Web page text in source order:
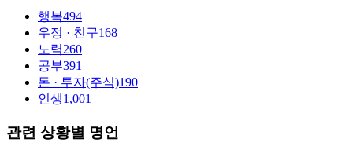
행복494
우정 · 친구168
노력260
공부391
돈 · 투자(주식)190
인생1,001
관련 상황별 명언